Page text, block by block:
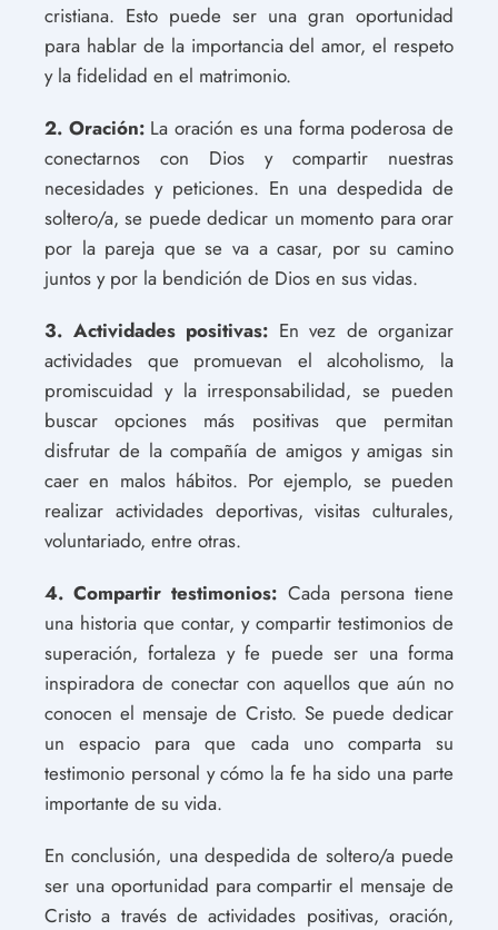
cristiana. Esto puede ser una gran oportunidad
para hablar de la importancia del amor, el respeto
y la fidelidad en el matrimonio.
2. Oración:La oración es una forma poderosa de
conectarnos con Dios y compartir nuestras
necesidades y peticiones. En una despedida de
soltero/a, se puede dedicar un momento para orar
por la pareja que se va a casar, por su camino
juntos y por la bendición de Dios en sus vidas.
3. Actividades positivas: En vez de organizar
actividades que promuevan el alcoholismo, la
promiscuidad y la irresponsabilidad, se pueden
buscar opciones más positivas que permitan
disfrutar de la compañía de amigos y amigas sin
caer en malos hábitos. Por ejemplo, se pueden
realizar actividades deportivas, visitas culturales,
voluntariado, entre otras.
4. Compartir testimonios: Cada persona tiene
una historia que contar, y compartir testimonios de
superación, fortaleza y fe puede ser una forma
inspiradora de conectar con aquellos que aún no
conocen el mensaje de Cristo. Se puede dedicar
un espacio para que cada uno comparta su
testimonio personal y cómo la fe ha sido una parte
importante de su vida.
En conclusión, una despedida de soltero/a puede
ser una oportunidad para compartir el mensaje de
Cristo a través de actividades positivas, oración,